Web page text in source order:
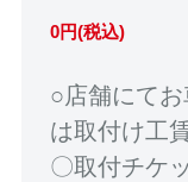
0円(税込)
○店舗にて
は取付け工
〇取付チケ